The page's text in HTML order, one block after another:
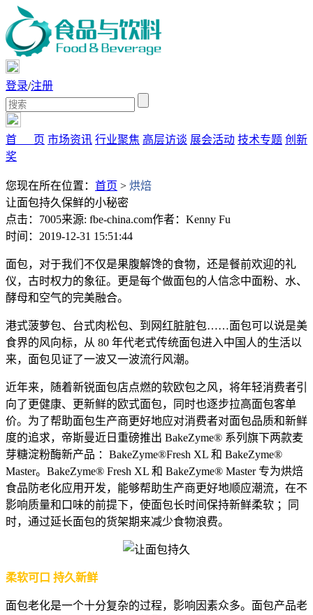
登录/注册
首 页 市场资讯 行业聚焦 高层访谈 展会活动 技术专题 创新
奖
您现在所在位置： 首页 > 烘焙
让面包持久保鲜的小秘密
点击：7005来源: fbe-china.com作者：Kenny Fu
时间：2019-12-31 15:51:44
面包，对于我们不仅是果腹解馋的食物，还是餐前欢迎的礼
仪，古时权力的象征。更是每个做面包的人信念中面粉、水、
酵母和空气的完美融合。
港式菠萝包、台式肉松包、到网红脏脏包……面包可以说是美
食界的风向标，从 80 年代老式传统面包进入中国人的生活以
来，面包见证了一波又一波流行风潮。
近年来，随着新锐面包店点燃的软欧包之风，将年轻消费者引
向了更健康、更新鲜的欧式面包，同时也逐步拉高面包客单
价。为了帮助面包生产商更好地应对消费者对面包品质和新鲜
度的追求，帝斯曼近日重磅推出 BakeZyme® 系列旗下两款麦
芽糖淀粉酶新产品 ：BakeZyme®Fresh XL 和 BakeZyme®
Master。BakeZyme® Fresh XL 和 BakeZyme® Master 专为烘焙
食品防老化应用开发，能够帮助生产商更好地顺应潮流，在不
影响质量和口味的前提下，使面包长时间保持新鲜柔软 ；同
时，通过延长面包的货架期来减少食物浪费。
柔软可口 持久新鲜
面包老化是一个十分复杂的过程，影响因素众多。面包产品老